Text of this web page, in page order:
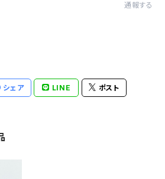
通報する
シェア LINE ポスト